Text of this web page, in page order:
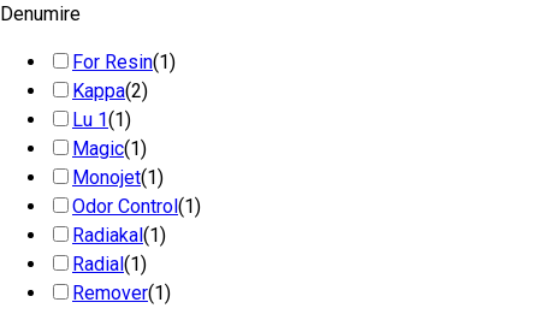
Denumire
For Resin(1)
Kappa(2)
Lu 1(1)
Magic(1)
Monojet(1)
Odor Control(1)
Radiakal(1)
Radial(1)
Remover(1)